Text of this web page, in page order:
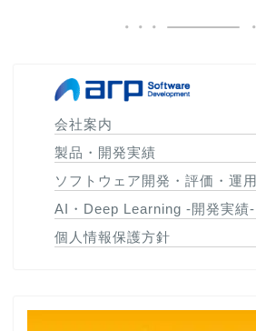
会社案内
製品・開発実績
ソフトウェア開発・評価・運用
AI・Deep Learning -開発実績-
個人情報保護方針